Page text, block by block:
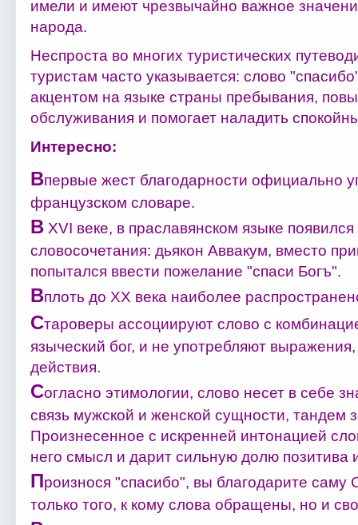
имели и имеют чрезвычайно важное
народа.
Неспроста во многих туристических
туристам часто указывается: слово
акцентом на языке страны пребывания,
обслуживания и помогает наладить
Интересно:
Впервые жест благодарности официально
французском словаре.
ВXVI веке, в праславянском языке появился
словосочетания: дьякон Аввакум, вместо
попытался ввести пожелание "спаси Богъ".
Вплоть до ХХ века наиболее
Староверы ассоциируют слово с
языческий бог, и не употребляют
действия.
Согласно этимологии, слово несет в себе
связь мужской и женской сущности, тандем
Произнесенное с искренней интонацией
него смысл и дарит сильную долю позитива
Произнося "спасибо", вы благодарите саму
только того, к кому слова обращены, но и